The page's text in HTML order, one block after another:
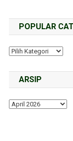
POPULAR
ARSIP